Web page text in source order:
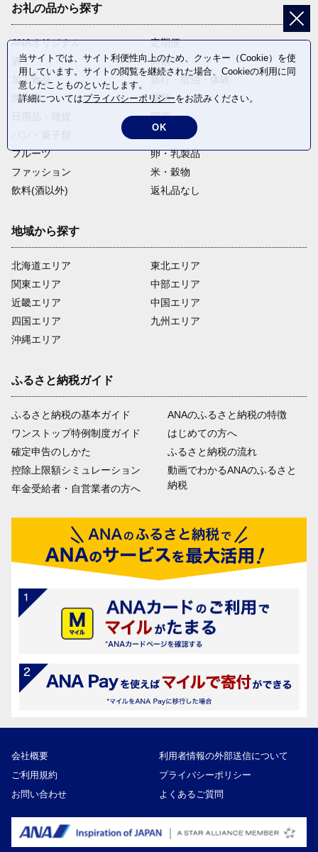
お礼の品から探す
ANAオリジナル
定期便
酒
肉類
加工食品
旅行・宿泊・体験
魚介類
麺類
野菜
フルーツ
卵・乳製品
ファッション
米・穀物
飲料(酒以外)
返礼品なし
地域から探す
北海道エリア
関東エリア
近畿エリア
四国エリア
沖縄エリア
東北エリア
中部エリア
中国エリア
九州エリア
ふるさと納税ガイド
ふるさと納税の基本ガイド
ワンストップ特例制度ガイド
確定申告のしかた
控除上限額シミュレーション
年金受給者・自営業者の方へ
ANAのふるさと納税の特徴
はじめての方へ
ふるさと納税の流れ
動画でわかるANAのふるさと
納税
会社概要
利用者情報の外部送信について
ご利用規約
プライバシーポリシー
お問い合わせ
よくあるご質問
当サイトでは、サイト利便性向上のため、クッキー（Cookie）を使
用しています。サイトの閲覧を継続された場合、Cookieの利用に同
意したことものといたします。
詳細についてはプライバシーポリシーをお読みください。
OK